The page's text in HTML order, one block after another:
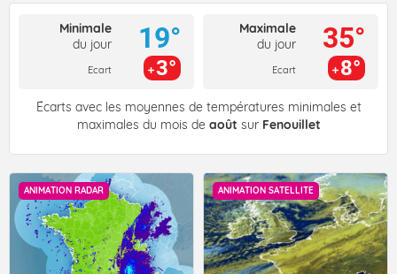
Minimale
du jour
Ecart
19°
3°
Maximale
du jour
Ecart
35°
8°
Écarts avec les moyennes de températures minimales et
maximales du mois de août sur Fenouillet
ANIMATION RADAR ANIMATION SATELLITE